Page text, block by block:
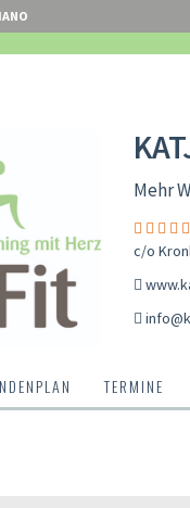
Mehr
c/o
TERMINE